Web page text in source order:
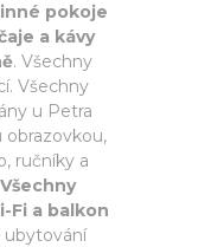
pokoje
a kávy
. Všechny
Všechny
u Petra
obrazovkou,
ručníky a
Všechny
Fi a balkon
ubytování